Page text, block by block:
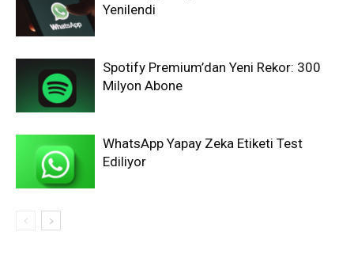
Yenilendi
Spotify Premium’dan Yeni Rekor: 300
Milyon Abone
WhatsApp Yapay Zeka Etiketi Test
Ediliyor